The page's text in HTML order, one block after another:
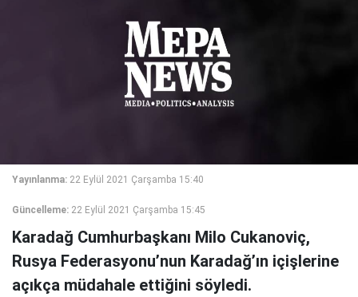
Yayınlanma: 22 Eylül 2021 Çarşamba 15:40
Güncelleme: 22 Eylül 2021 Çarşamba 15:45
Karadağ Cumhurbaşkanı Milo Cukanoviç,
Rusya Federasyonu’nun Karadağ’ın içişlerine
açıkça müdahale ettiğini söyledi.